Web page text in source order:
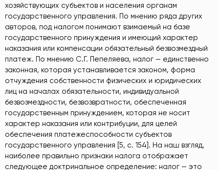
хозяйствующих субъектов и населения органам
государственного управления. По мнению ряда других
авторов, под налогом понимают взимаемый на базе
государственного принуждения и имеющий характер
наказания или компенсации обязательный безвозмездный
платеж. По мнению С.Г. Пепеляева, налог — единственно
законная, которая устанавливается законом, форма
отчуждения собственности физических и юридических
лиц на началах обязательности, индивидуальной
безвозмездности, безвозвратности, обеспеченная
государственным принуждением, которая не носит
характер наказания или контрибуции, для целей
обеспечения платежеспособности субъектов
государственного управления [5, c. 154]. На наш взгляд,
наиболее правильно признаки налога отображает
следующее доктринальное определение: налог — это